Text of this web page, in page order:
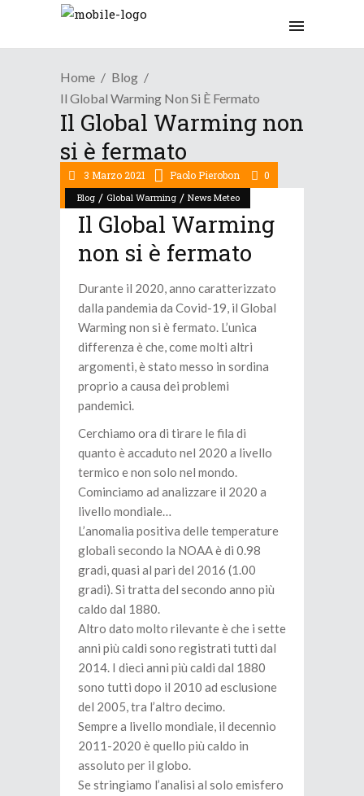
Home
Blog
Il Global Warming Non Si È Fermato
Il Global Warming non
si è fermato
Blog / Global Warming / News Meteo
3 Marzo 2021 Paolo Pierobon 0
Il Global Warming
non si è fermato
Durante il 2020, anno caratterizzato
dalla pandemia da Covid-19, il Global
Warming non si è fermato. L’unica
differenza è che, come molti altri
argomenti, è stato messo in sordina
proprio a causa dei problemi
pandemici.
Cerchiamo ora di tirare le fila di
quanto è accaduto nel 2020 a livello
termico e non solo nel mondo.
Cominciamo ad analizzare il 2020 a
livello mondiale…
L’anomalia positiva delle temperature
globali secondo la NOAA è di 0.98
gradi, quasi al pari del 2016 (1.00
gradi). Si tratta del secondo anno più
caldo dal 1880.
Altro dato molto rilevante è che i sette
anni più caldi sono registrati tutti dal
2014. I dieci anni più caldi dal 1880
sono tutti dopo il 2010 ad esclusione
del 2005, tra l’altro decimo.
Sempre a livello mondiale, il decennio
2011-2020 è quello più caldo in
assoluto per il globo.
Se stringiamo l’analisi al solo emisfero